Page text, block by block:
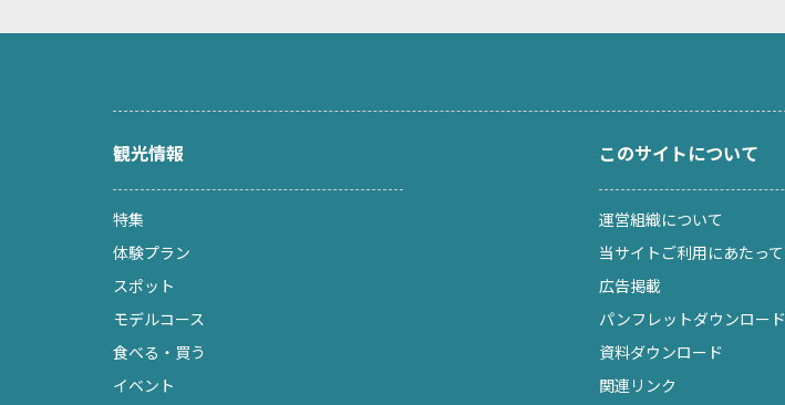
観光情報
特集
体験プラン
スポット
モデルコース
食べる・買う
イベント
このサイトについて
運営組織について
当サイトご利用にあたって
広告掲載
パンフレットダウンロード
資料ダウンロード
関連リンク